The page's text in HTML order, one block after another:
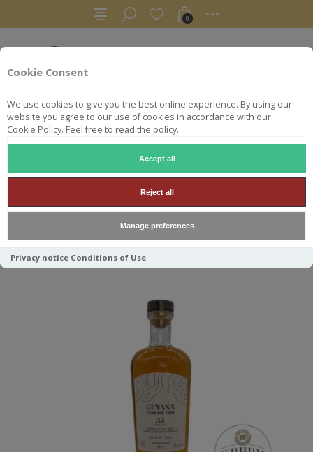
Cookie Consent
We use cookies to give you the best online experience. By using our
website you agree to our use of cookies in accordance with our
Cookie Policy. Feel free to read the policy.
Accept all
Reject all
Manage preferences
Privacy notice Conditions of Use
0
NOBILIS RUM